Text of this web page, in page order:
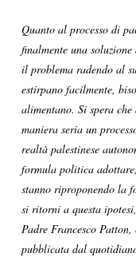
Quanto al processo di
finalmente una
il problema radendo al
estirpano facilmente,
alimentano. Si spera
maniera seria un
realtà palestinese
formula politica
stanno riproponendo la
si ritorni a questa
Padre Francesco
pubblicata dal